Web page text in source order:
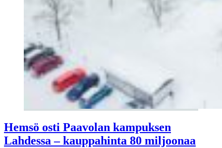
Hemsö osti Paavolan kampuksen
Lahdessa – kauppahinta 80 miljoonaa